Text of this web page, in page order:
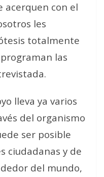
acerquen con el
les
totalmente
las
lleva ya varios
del organismo
ser posible
ciudadanas y de
del mundo,